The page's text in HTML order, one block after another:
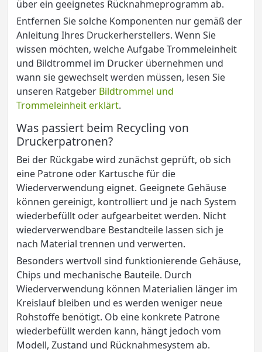
über ein geeignetes Rücknahmeprogramm ab.
Entfernen Sie solche Komponenten nur gemäß der
Anleitung Ihres Druckerherstellers. Wenn Sie
wissen möchten, welche Aufgabe Trommeleinheit
und Bildtrommel im Drucker übernehmen und
wann sie gewechselt werden müssen, lesen Sie
unseren Ratgeber Bildtrommel und
Trommeleinheit erklärt.
Was passiert beim Recycling von
Druckerpatronen?
Bei der Rückgabe wird zunächst geprüft, ob sich
eine Patrone oder Kartusche für die
Wiederverwendung eignet. Geeignete Gehäuse
können gereinigt, kontrolliert und je nach System
wiederbefüllt oder aufgearbeitet werden. Nicht
wiederverwendbare Bestandteile lassen sich je
nach Material trennen und verwerten.
Besonders wertvoll sind funktionierende Gehäuse,
Chips und mechanische Bauteile. Durch
Wiederverwendung können Materialien länger im
Kreislauf bleiben und es werden weniger neue
Rohstoffe benötigt. Ob eine konkrete Patrone
wiederbefüllt werden kann, hängt jedoch vom
Modell, Zustand und Rücknahmesystem ab.